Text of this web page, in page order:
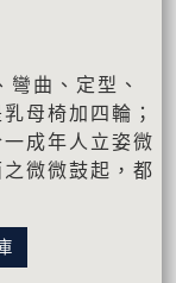
曲、定型、
母椅加四輪；
成年人立姿微
微微鼓起，都